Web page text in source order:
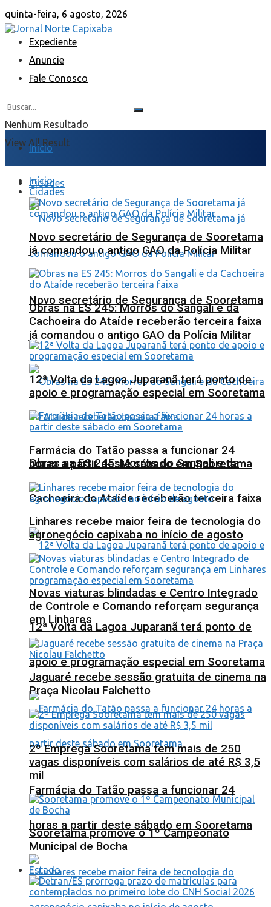
quinta-feira, 6 agosto, 2026
Expediente
Anuncie
Fale Conosco
Nenhum Resultado
View All Result
Início
Cidades
Novo secretário de Segurança de Sooretama
já comandou o antigo GAO da Polícia Militar
Obras na ES 245: Morros do Sangali e da
Cachoeira do Ataíde receberão terceira faixa
12ª Volta da Lagoa Juparanã terá ponto de
apoio e programação especial em Sooretama
Farmácia do Tatão passa a funcionar 24
horas a partir deste sábado em Sooretama
Início
Cidades
Novo secretário de Segurança de Sooretama
já comandou o antigo GAO da Polícia Militar
Obras na ES 245: Morros do Sangali e da
Cachoeira do Ataíde receberão terceira faixa
12ª Volta da Lagoa Juparanã terá ponto de
apoio e programação especial em Sooretama
Farmácia do Tatão passa a funcionar 24
horas a partir deste sábado em Sooretama
Linhares recebe maior feira de tecnologia do
agronegócio capixaba no início de agosto
Novas viaturas blindadas e Centro Integrado
de Controle e Comando reforçam segurança
em Linhares
Jaguaré recebe sessão gratuita de cinema na
Praça Nicolau Falchetto
2º Emprega Sooretama tem mais de 250
vagas disponíveis com salários de até R$ 3,5
mil
Sooretama promove o 1º Campeonato
Municipal de Bocha
Estado